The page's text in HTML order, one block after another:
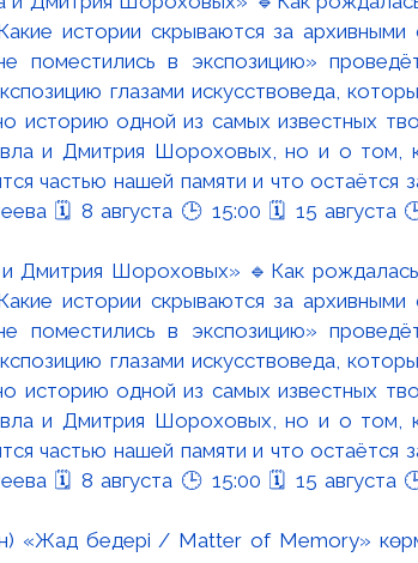
Дмитрия Шороховых» 🔹Как рождалась
истории скрываются за
в экспозицию»
глазами искусствоведа,
историю одной из самых известных
и Дмитрия Шороховых, но и о том,
частью нашей памяти и что остаётся
🗓 8 августа 🕒 15:00 🗓 15 августа